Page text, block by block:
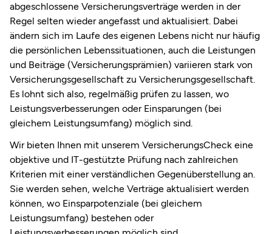
abgeschlossene Versicherungsverträge werden in der
Regel selten wieder angefasst und aktualisiert. Dabei
ändern sich im Laufe des eigenen Lebens nicht nur häufig
die persönlichen Lebenssituationen, auch die Leistungen
und Beiträge (Versicherungsprämien) variieren stark von
Versicherungsgesellschaft zu Versicherungsgesellschaft.
Es lohnt sich also, regelmäßig prüfen zu lassen, wo
Leistungsverbesserungen oder Einsparungen (bei
gleichem Leistungsumfang) möglich sind.
Wir bieten Ihnen mit unserem VersicherungsCheck eine
objektive und IT-gestützte Prüfung nach zahlreichen
Kriterien mit einer verständlichen Gegenüberstellung an.
Sie werden sehen, welche Verträge aktualisiert werden
können, wo Einsparpotenziale (bei gleichem
Leistungsumfang) bestehen oder